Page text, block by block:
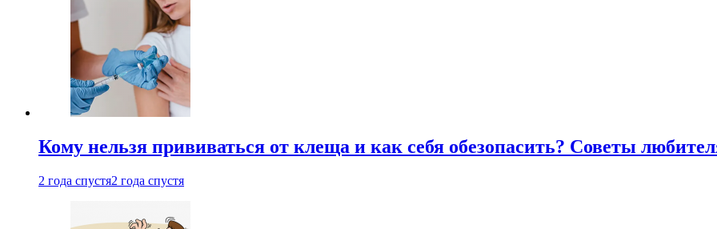
Кому нельзя прививаться от клеща и как себя обезопасить? Советы
2 года спустя2 года спустя